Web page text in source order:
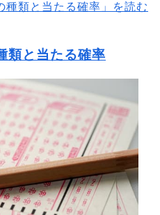
種類と当たる確率」を読む
類と当たる確率